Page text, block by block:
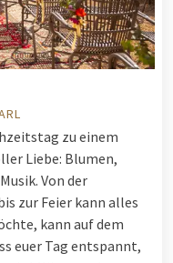
zu einem
Liebe: Blumen,
Von der
zur Feier kann alles
kann auf dem
euer Tag entspannt,